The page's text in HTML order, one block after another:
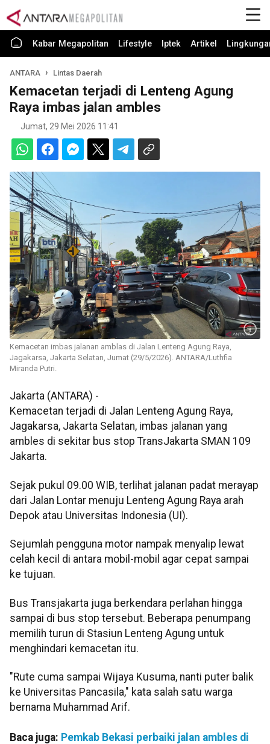
Kabar Megapolitan Lifestyle Iptek Artikel
ANTARA Lintas Daerah
Kemacetan terjadi di Lenteng Agung
Raya imbas jalan ambles
Jumat, 29 Mei 2026 11:41
Kemacetan imbas jalanan amblas di Jalan Lenteng Agung Raya,
Jagakarsa, Jakarta Selatan, Jumat (29/5/2026). ANTARA/Luthfia
Miranda Putri.
Jakarta (ANTARA) -
Kemacetan terjadi di Jalan Lenteng Agung Raya,
Jagakarsa, Jakarta Selatan, imbas jalanan yang
ambles di sekitar bus stop TransJakarta SMAN 109
Jakarta.
Sejak pukul 09.00 WIB, terlihat jalanan padat merayap
dari Jalan Lontar menuju Lenteng Agung Raya arah
Depok atau Universitas Indonesia (UI).
Sejumlah pengguna motor nampak menyalip lewat
celah kecil di antara mobil-mobil agar cepat sampai
ke tujuan.
Bus Transjakarta juga berkendara perlahan hingga
sampai di bus stop tersebut. Beberapa penumpang
memilih turun di Stasiun Lenteng Agung untuk
menghindari kemacetan itu.
"Rute cuma sampai Wijaya Kusuma, nanti puter balik
ke Universitas Pancasila," kata salah satu warga
bernama Muhammad Arif.
Baca juga: Pemkab Bekasi perbaiki jalan ambles di